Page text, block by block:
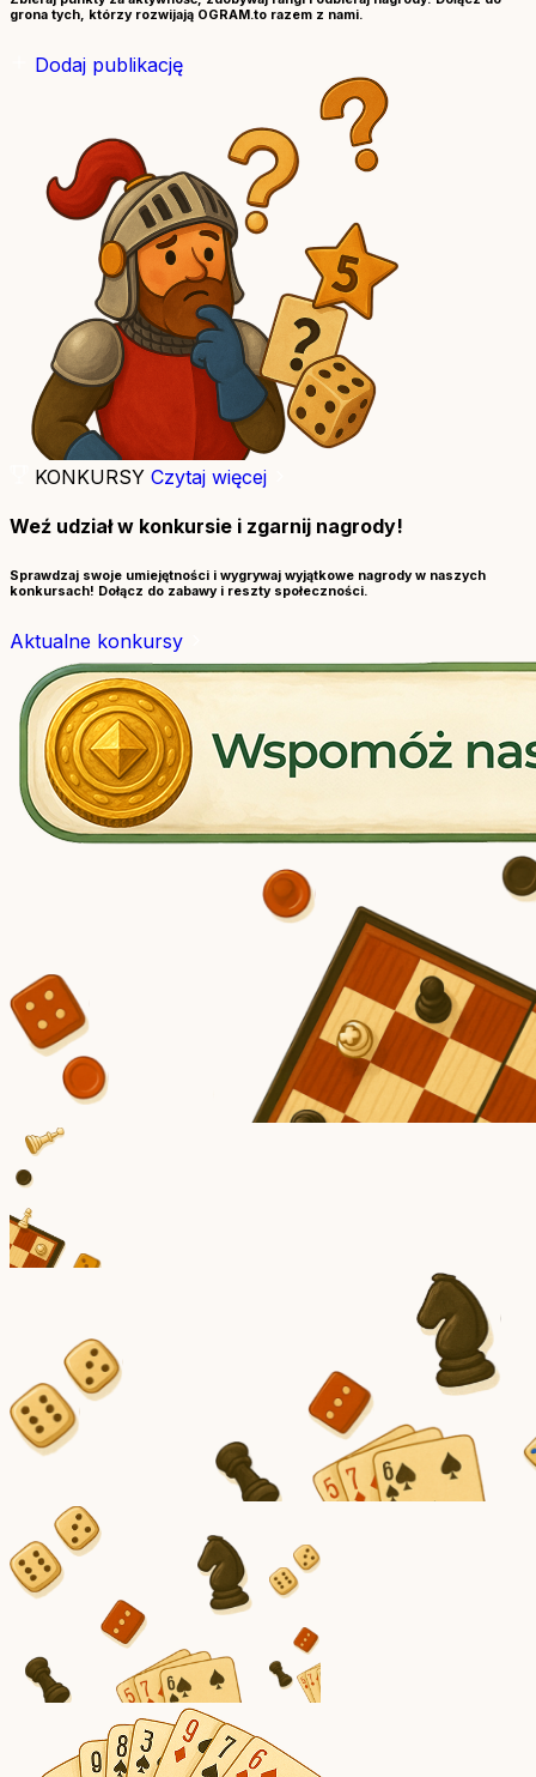
grona tych, którzy rozwijają OGRAM.to razem z nami.
Dodaj publikację
KONKURSY Czytaj więcej
Weź udział w konkursie i zgarnij nagrody!
Sprawdzaj swoje umiejętności i wygrywaj wyjątkowe nagrody w naszych
konkursach! Dołącz do zabawy i reszty społeczności.
Aktualne konkursy